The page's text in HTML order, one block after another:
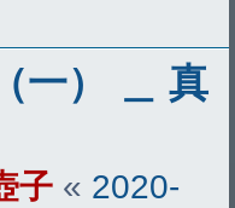
一） ＿ 真
子 « 2020-